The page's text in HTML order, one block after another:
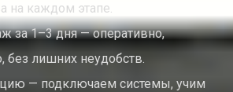
на каждом этапе.
за 1–3 дня — оперативно,
без лишних неудобств.
— подключаем системы, учим